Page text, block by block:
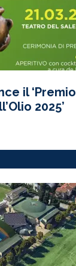
il ‘Premio
2025’